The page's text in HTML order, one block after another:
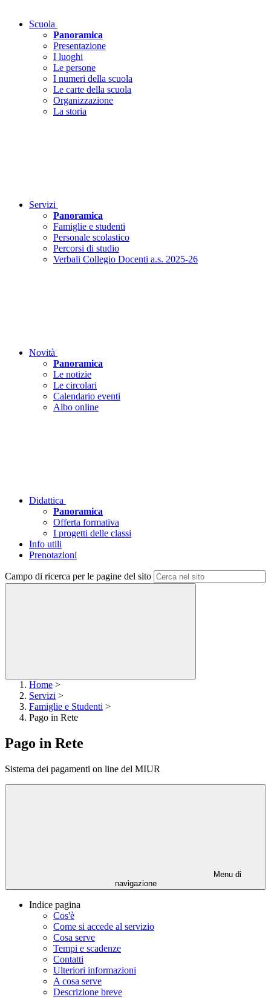
Scuola
Panoramica
Presentazione
I luoghi
Le persone
I numeri della scuola
Le carte della scuola
Organizzazione
La storia
Servizi
Panoramica
Famiglie e studenti
Personale scolastico
Percorsi di studio
Verbali Collegio Docenti a.s. 2025-26
Novità
Panoramica
Le notizie
Le circolari
Calendario eventi
Albo online
Didattica
Panoramica
Offerta formativa
I progetti delle classi
Info utili
Prenotazioni
Campo di ricerca per le pagine del sito
Home >
Servizi >
Famiglie e Studenti >
Pago in Rete
Pago in Rete
Sistema dei pagamenti on line del MIUR
Menu di
navigazione
Indice pagina
Cos'è
Come si accede al servizio
Cosa serve
Tempi e scadenze
Contatti
Ulteriori informazioni
A cosa serve
Descrizione breve